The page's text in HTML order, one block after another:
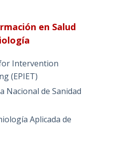
en Salud
Intervention
(EPIET)
Nacional de Sanidad
Aplicada de